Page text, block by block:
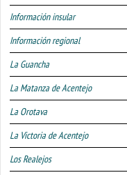
Información insular
Información regional
La Guancha
La Matanza de Acentejo
La Orotava
La Victoria de Acentejo
Los Realejos